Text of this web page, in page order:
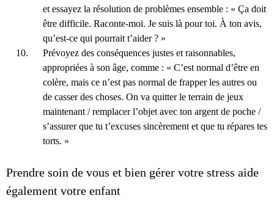
et essayez la résolution de problèmes ensemble : « Ça doit
être difficile. Raconte-moi. Je suis là pour toi. À ton avis,
qu’est-ce qui pourrait t’aider ? »
Prévoyez des conséquences justes et raisonnables,
appropriées à son âge, comme : « C’est normal d’être en
colère, mais ce n’est pas normal de frapper les autres ou
de casser des choses. On va quitter le terrain de jeux
maintenant / remplacer l’objet avec ton argent de poche /
s’assurer que tu t’excuses sincèrement et que tu répares tes
torts. »
Prendre soin de vous et bien gérer votre stress aide
également votre enfant